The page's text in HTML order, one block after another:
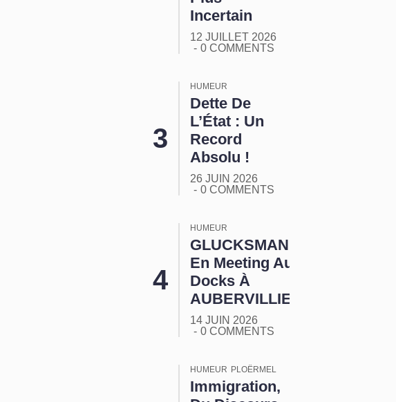
Incertain
12 JUILLET 2026
0 COMMENTS
HUMEUR
Dette De
L’État : Un
Record
Absolu !
26 JUIN 2026
0 COMMENTS
HUMEUR
GLUCKSMANN
En Meeting Aux
Docks À
AUBERVILLIERS
14 JUIN 2026
0 COMMENTS
HUMEUR PLOËRMEL
Immigration,